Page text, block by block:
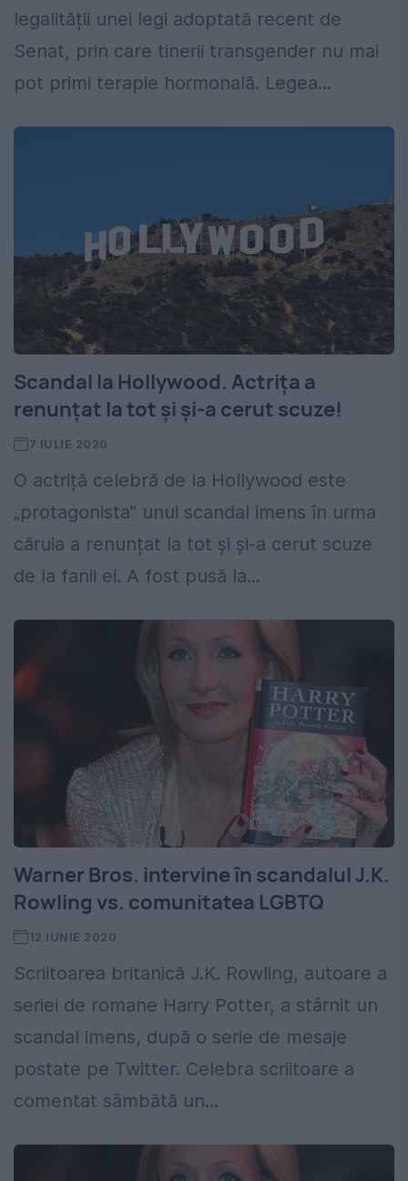
legalității unei legi adoptată recent de
Senat, prin care tinerii transgender nu mai
pot primi terapie hormonală. Legea...
Scandal la Hollywood. Actrița a
renunțat la tot și și-a cerut scuze!
7 IULIE 2020
O actriță celebră de la Hollywood este
„protagonista” unui scandal imens în urma
căruia a renunțat la tot și și-a cerut scuze
de la fanii ei. A fost pusă la...
Warner Bros. intervine în scandalul J.K.
Rowling vs. comunitatea LGBTQ
12 IUNIE 2020
Scriitoarea britanică J.K. Rowling, autoare a
seriei de romane Harry Potter, a stârnit un
scandal imens, după o serie de mesaje
postate pe Twitter. Celebra scriitoare a
comentat sâmbătă un...